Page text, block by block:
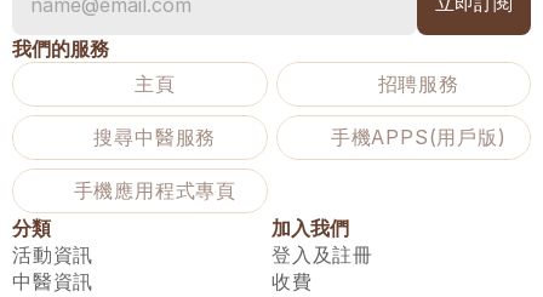
我們的服務
主頁
招聘服務
搜尋中醫服務 手機APPS(用戶版)
手機應用程式專頁
分類
活動資訊
中醫資訊
加入我們
登入及註冊
收費